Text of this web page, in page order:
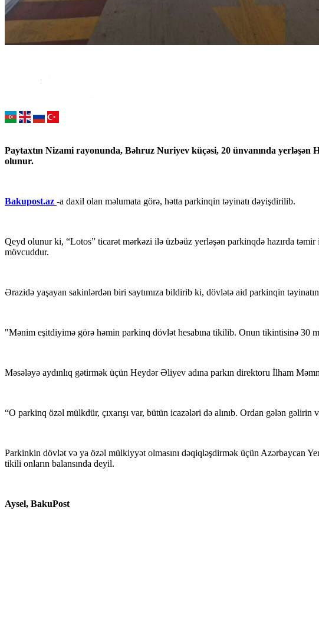
Paytaxtın Nizami rayonunda, Bəhruz Nuriyev küçəsi, 20 ünvanında
olunur.
Bakupost.az -a daxil olan məlumata görə, hətta parkinqin təyinatı dəyişdirilib.
Qeyd olunur ki, “Lotos” ticarət mərkəzi ilə üzbəüz yerləşən parkinqdə hazırda
mövcuddur.
Ərazidə yaşayan sakinlərdən biri saytımıza bildirib ki, dövlətə aid parkinqin
"Mənim eşitdiyimə görə həmin parkinq dövlət hesabına tikilib. Onun tikintisinə 30
Məsələyə aydınlıq gətirmək üçün Heydər Əliyev adına parkın direktoru İlham
“O parkinq özəl mülkdür, çıxarışı var, bütün icazələri də alınıb. Ordan gələn
Parkinkin dövlət və ya özəl mülkiyyət olmasını dəqiqləşdirmək üçün Azərbaycan
tikili onların balansında deyil.
Aysel, BakuPost